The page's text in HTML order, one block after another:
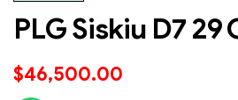
PLG Siskiu D7 29
$46,500.00